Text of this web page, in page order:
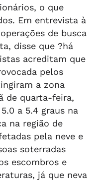
o que
Em entrevista à
de busca
disse que ?há
acreditam que
pelos
a zona
de quarta-feira,
a 5.4 graus na
na região de
pela neve e
soterradas
escombros e
já que neva